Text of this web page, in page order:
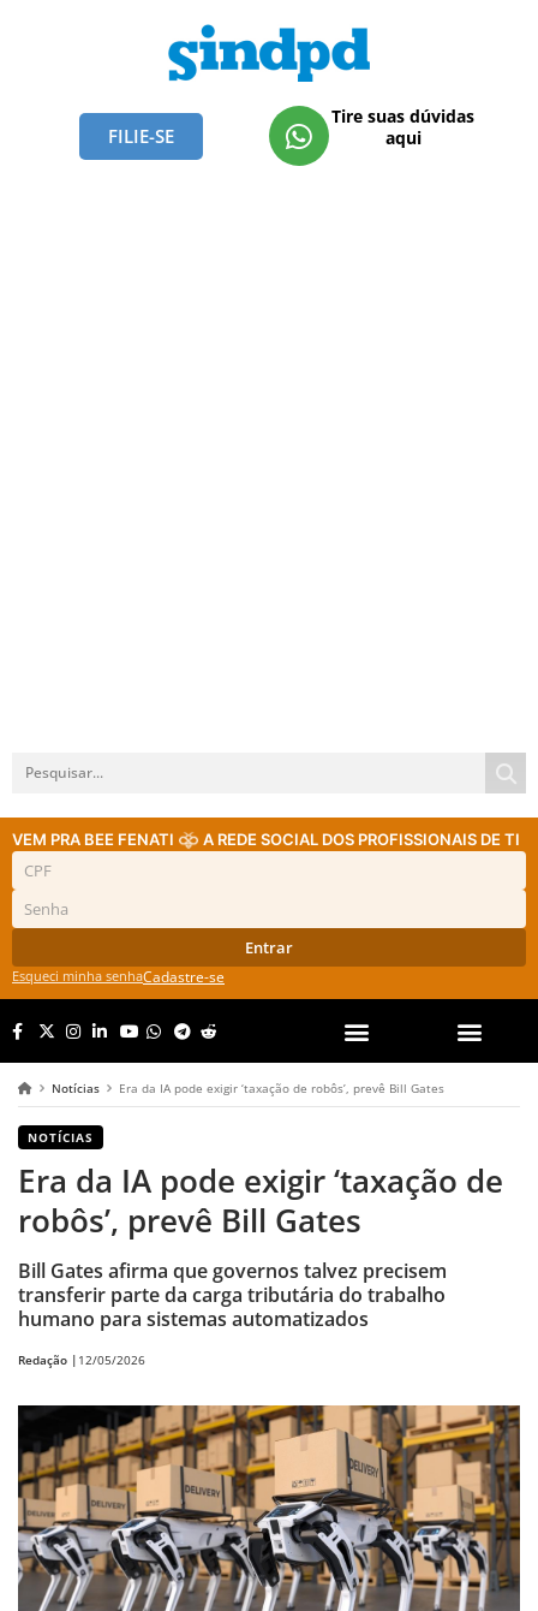
FILIE-SE
Tire suas dúvidas
aqui
VEM PRA BEE FENATI A REDE SOCIAL DOS PROFISSIONAIS DE TI
Entrar
Esqueci minha senhaCadastre-se
Notícias Era da IA pode exigir ‘taxação de robôs’, prevê Bill Gates
NOTÍCIAS
Era da IA pode exigir ‘taxação de
robôs’, prevê Bill Gates
Bill Gates afirma que governos talvez precisem
transferir parte da carga tributária do trabalho
humano para sistemas automatizados
Redação | 12/05/2026